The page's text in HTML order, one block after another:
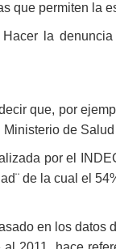
que permiten la
la
que, por
de
por el
de la cual el
en los